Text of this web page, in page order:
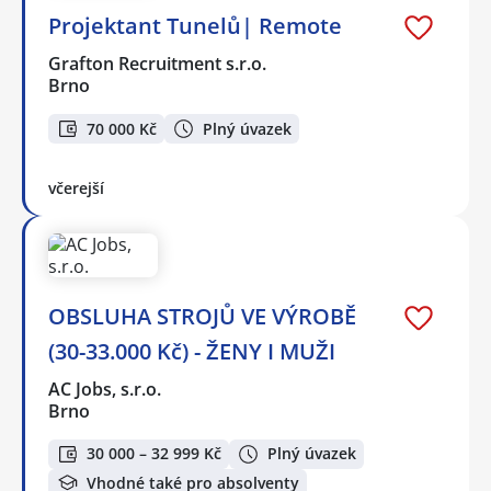
Projektant Tunelů| Remote
Grafton Recruitment s.r.o.
Brno
70 000 Kč Plný úvazek
včerejší
OBSLUHA STROJŮ VE VÝROBĚ
(30-33.000 Kč) - ŽENY I MUŽI
AC Jobs, s.r.o.
Brno
30 000 – 32 999 Kč
Plný úvazek
Vhodné také pro absolventy